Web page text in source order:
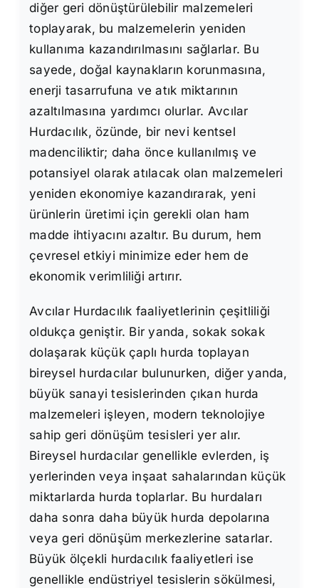
diğer geri dönüştürülebilir malzemeleri
toplayarak, bu malzemelerin yeniden
kullanıma kazandırılmasını sağlarlar. Bu
sayede, doğal kaynakların korunmasına,
enerji tasarrufuna ve atık miktarının
azaltılmasına yardımcı olurlar. Avcılar
Hurdacılık, özünde, bir nevi kentsel
madenciliktir; daha önce kullanılmış ve
potansiyel olarak atılacak olan malzemeleri
yeniden ekonomiye kazandırarak, yeni
ürünlerin üretimi için gerekli olan ham
madde ihtiyacını azaltır. Bu durum, hem
çevresel etkiyi minimize eder hem de
ekonomik verimliliği artırır.
Avcılar Hurdacılık faaliyetlerinin çeşitliliği
oldukça geniştir. Bir yanda, sokak sokak
dolaşarak küçük çaplı hurda toplayan
bireysel hurdacılar bulunurken, diğer yanda,
büyük sanayi tesislerinden çıkan hurda
malzemeleri işleyen, modern teknolojiye
sahip geri dönüşüm tesisleri yer alır.
Bireysel hurdacılar genellikle evlerden, iş
yerlerinden veya inşaat sahalarından küçük
miktarlarda hurda toplarlar. Bu hurdaları
daha sonra daha büyük hurda depolarına
veya geri dönüşüm merkezlerine satarlar.
Büyük ölçekli hurdacılık faaliyetleri ise
genellikle endüstriyel tesislerin sökülmesi,